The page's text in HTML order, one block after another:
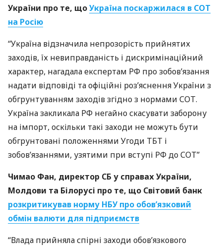
України про те, щоУкраїна поскаржилася в СОТ
на Росію
“Україна відзначила непрозорість прийнятих
заходів, їх невиправданість і дискримінаційний
характер, нагадала експертам РФ про зобов’язання
надати відповіді та офіційні роз’яснення України з
обгрунтуванням заходів згідно з нормами СОТ.
Україна закликала РФ негайно скасувати заборону
на імпорт, оскільки такі заходи не можуть бути
обгрунтовані положеннями Угоди ТБТ і
зобов’язаннями, узятими при вступі РФ доСОТ”
Чимао Фан, директор СБ у справах України,
Молдови та Білорусі про те, що Світовий банк
розкритикував норму НБУ про обов’язковий
обмін валюти для підприємств
“Влада прийняла спірні заходи обов’язкового